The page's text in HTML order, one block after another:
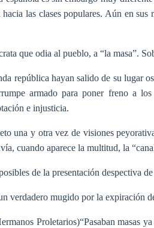
las clases populares. Aún en sus
que odia al pueblo, a “la masa”.
república hayan salido de su lugar
armado para poner freno a
e injusticia.
una y otra vez de visiones
cuando aparece la multitud, la
de la presentación despectiva
verdadero mugido por la expiración
Proletarios)“Pasaban masas